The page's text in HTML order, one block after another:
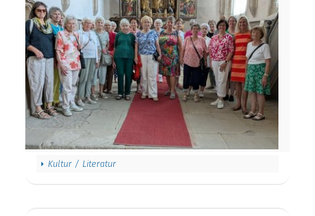
Kultur / Literatur